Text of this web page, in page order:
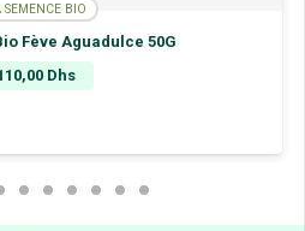
SEMENCE BIO
Fève Aguadulce 50G
Dhs